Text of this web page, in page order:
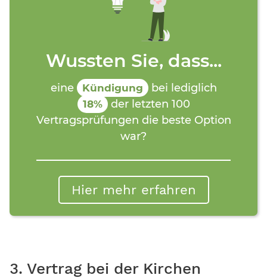
Wussten Sie, dass...
eine Kündigung bei lediglich
18% der letzten 100
Vertragsprüfungen die beste Option
war?
Hier mehr erfahren
3. Vertrag bei der Kirchen